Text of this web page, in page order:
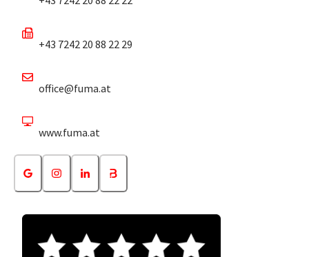
+43 7242 20 88 22 29
office@fuma.at
www.fuma.at